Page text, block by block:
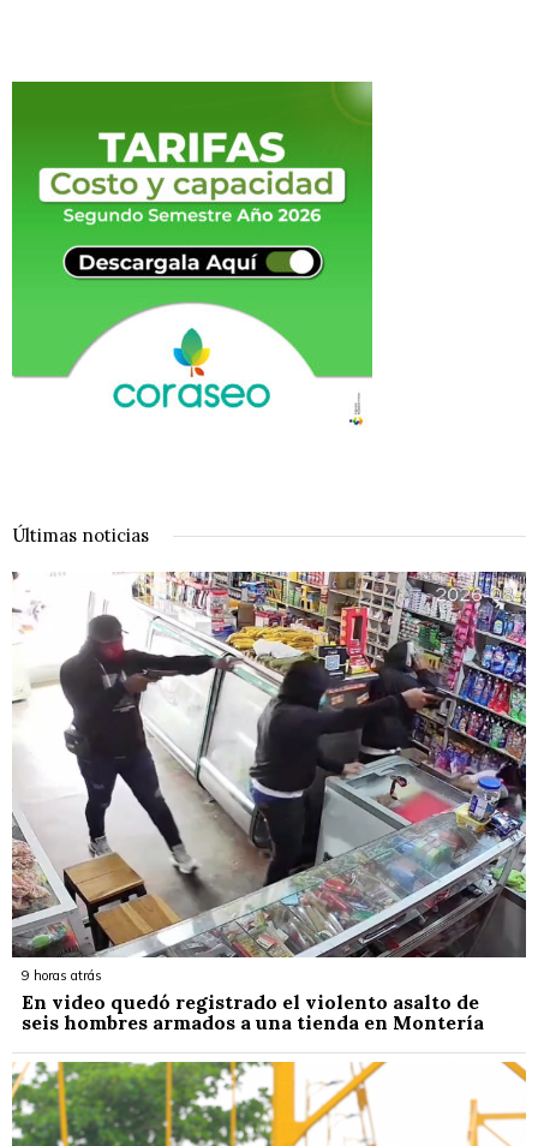
Últimas noticias
9 horas atrás
En video quedó registrado el violento asalto de
seis hombres armados a una tienda en Montería